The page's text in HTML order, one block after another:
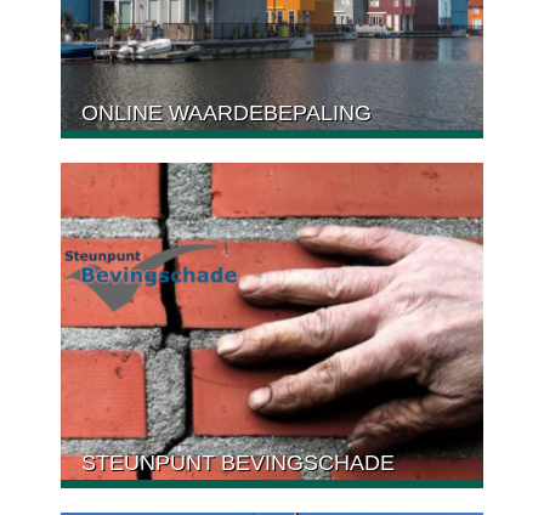
ONLINE WAARDEBEPALING
STEUNPUNT BEVINGSCHADE